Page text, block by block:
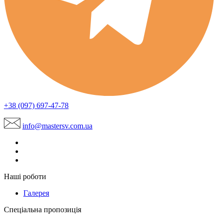
+38 (097) 697-47-78
info@mastersv.com.ua
Наші роботи
Галерея
Спеціальна пропозиція